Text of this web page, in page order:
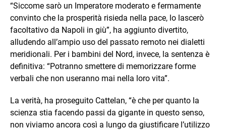
“Siccome sarò un Imperatore moderato e fermamente
convinto che la prosperità risieda nella pace, lo lascerò
facoltativo da Napoli in giù”, ha aggiunto divertito,
alludendo all’ampio uso del passato remoto nei dialetti
meridionali. Per i bambini del Nord, invece, la sentenza è
definitiva: “Potranno smettere di memorizzare forme
verbali che non useranno mai nella loro vita”.
La verità, ha proseguito Cattelan, “è che per quanto la
scienza stia facendo passi da gigante in questo senso,
non viviamo ancora così a lungo da giustificare l’utilizzo